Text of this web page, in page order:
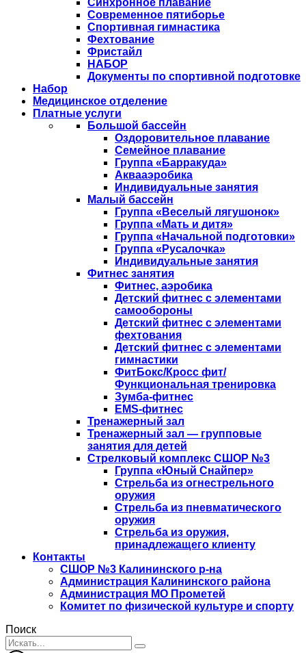
Синхронное плавание
Современное пятиборье
Спортивная гимнастика
Фехтование
Фристайл
НАБОР
Документы по спортивной подготовке
Набор
Медицинское отделение
Платные услуги
Большой бассейн
Оздоровительное плавание
Семейное плавание
Группа «Барракуда»
Аквааэробика
Индивидуальные занятия
Малый бассейн
Группа «Веселый лягушонок»
Группа «Мать и дитя»
Группа «Начальной подготовки»
Группа «Русалочка»
Индивидуальные занятия
Фитнес занятия
Фитнес, аэробика
Детский фитнес с элементами
самообороны
Детский фитнес с элементами
фехтования
Детский фитнес с элементами
гимнастики
ФитБокс/Кросс фит/
Функциональная тренировка
Зумба-фитнес
EMS-фитнес
Тренажерный зал
Тренажерный зал — групповые
занятия для детей
Стрелковый комплекс СШОР №3
Группа «Юный Снайпер»
Стрельба из огнестрельного
оружия
Стрельба из пневматического
оружия
Стрельба из оружия,
принадлежащего клиенту
Контакты
СШОР №3 Калининского р-на
Администрация Калининского района
Администрация МО Прометей
Комитет по физической культуре и спорту
Поиск